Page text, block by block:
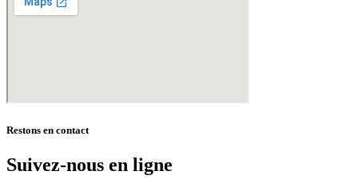
Restons en contact
Suivez-nous en ligne